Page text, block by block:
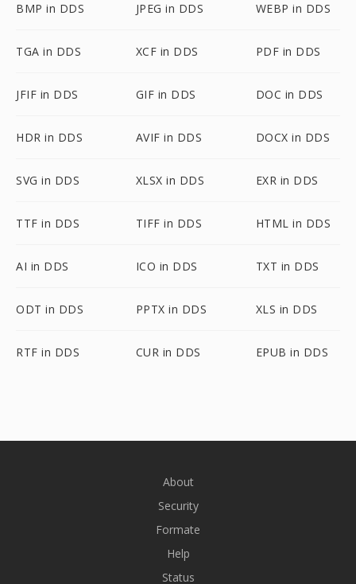
BMP in DDS JPEG in DDS WEBP in DDS
TGA in DDS XCF in DDS PDF in DDS
JFIF in DDS GIF in DDS DOC in DDS
HDR in DDS AVIF in DDS DOCX in DDS
SVG in DDS XLSX in DDS EXR in DDS
TTF in DDS TIFF in DDS HTML in DDS
AI in DDS ICO in DDS TXT in DDS
ODT in DDS PPTX in DDS XLS in DDS
RTF in DDS CUR in DDS EPUB in DDS
About
Security
Formate
Help
Status